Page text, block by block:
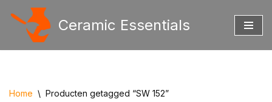
Ceramic Essentials
Home \ Producten getagged “SW 152”